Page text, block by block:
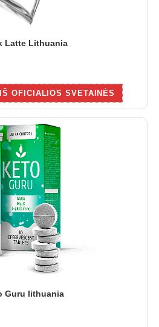
Latte Lithuania
OFICIALIOS SVETAINĖS
Guru lithuania